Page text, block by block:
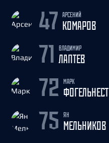
47 АРСЕНИЙ
КОМАРОВ
71 ВЛАДИМИР
ЛАПТЕВ
72 МАРК
ФОГЕЛЬНЕСТ
75 ЯН
МЕЛЬНИКОВ